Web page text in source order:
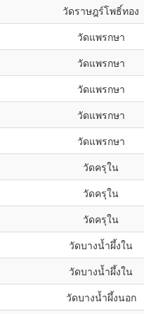
วัดราษฎร์โพธิ์ทอง
วัดแพรกษา
วัดแพรกษา
วัดแพรกษา
วัดแพรกษา
วัดแพรกษา
วัดครุใน
วัดครุใน
วัดครุใน
วัดบางน้ำผึ้งใน
วัดบางน้ำผึ้งใน
วัดบางน้ำผึ้งนอก